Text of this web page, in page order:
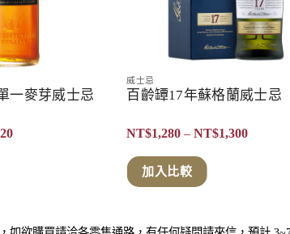
一麥芽威士忌
價
威士忌
百齡罈17年蘇格蘭威士忌
NT$1,280 – NT$1,300價
加入比較